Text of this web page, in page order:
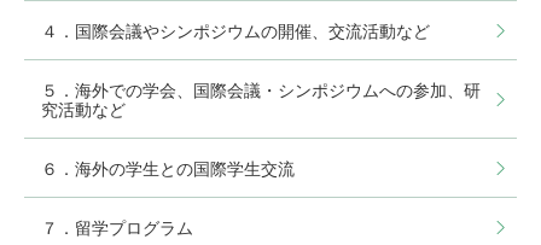
４．国際会議やシンポジウムの開催、交流活動など
５．海外での学会、国際会議・シンポジウムへの参加、研
究活動など
６．海外の学生との国際学生交流
７．留学プログラム